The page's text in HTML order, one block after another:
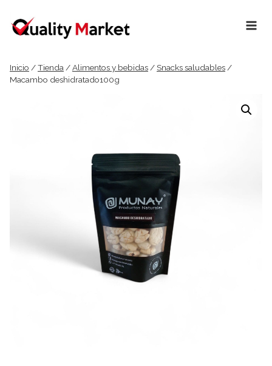
contenido
Inicio /Tienda /Alimentos y bebidas / Snacks saludables /
Macambo deshidratado100g